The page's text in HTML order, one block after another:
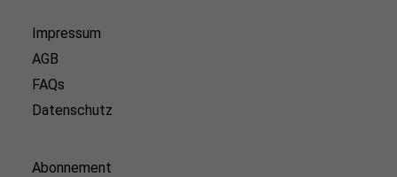
Impressum
AGB
FAQs
Datenschutz
Abonnement